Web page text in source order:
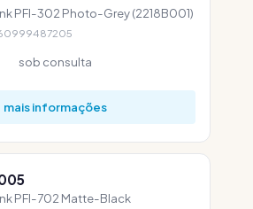
PFI-302 Photo-Grey (2218B001)
sob consulta
mais informações
PFI-702 Matte-Black